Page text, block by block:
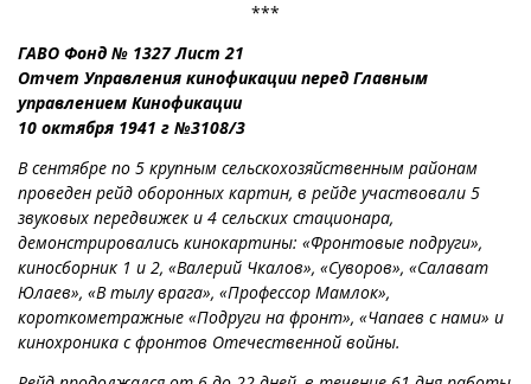
***
ГАВО Фонд № 1327 Лист 21
Отчет Управления кинофикации перед Главным
управлением Кинофикации
10 октября 1941 г №3108/3
В сентябре по 5 крупным сельскохозяйственным районам
проведен рейд оборонных картин, в рейде участвовали 5
звуковых передвижек и 4 сельских стационара,
демонстрировались кинокартины: «Фронтовые подруги»,
киносборник 1 и 2, «Валерий Чкалов», «Суворов», «Салават
Юлаев», «В тылу врага», «Профессор Мамлок»,
короткометражные «Подруги на фронт», «Чапаев с нами» и
кинохроника с фронтов Отечественной войны.